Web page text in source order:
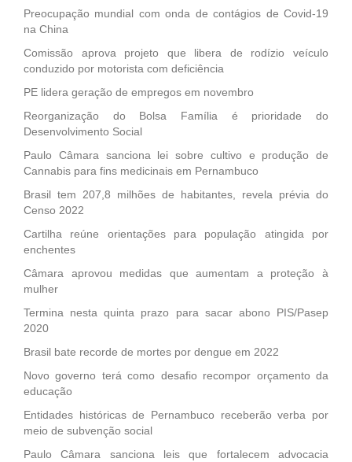
Preocupação mundial com onda de contágios de Covid-19
na China
Comissão aprova projeto que libera de rodízio veículo
conduzido por motorista com deficiência
PE lidera geração de empregos em novembro
Reorganização do Bolsa Família é prioridade do
Desenvolvimento Social
Paulo Câmara sanciona lei sobre cultivo e produção de
Cannabis para fins medicinais em Pernambuco
Brasil tem 207,8 milhões de habitantes, revela prévia do
Censo 2022
Cartilha reúne orientações para população atingida por
enchentes
Câmara aprovou medidas que aumentam a proteção à
mulher
Termina nesta quinta prazo para sacar abono PIS/Pasep
2020
Brasil bate recorde de mortes por dengue em 2022
Novo governo terá como desafio recompor orçamento da
educação
Entidades históricas de Pernambuco receberão verba por
meio de subvenção social
Paulo Câmara sanciona leis que fortalecem advocacia